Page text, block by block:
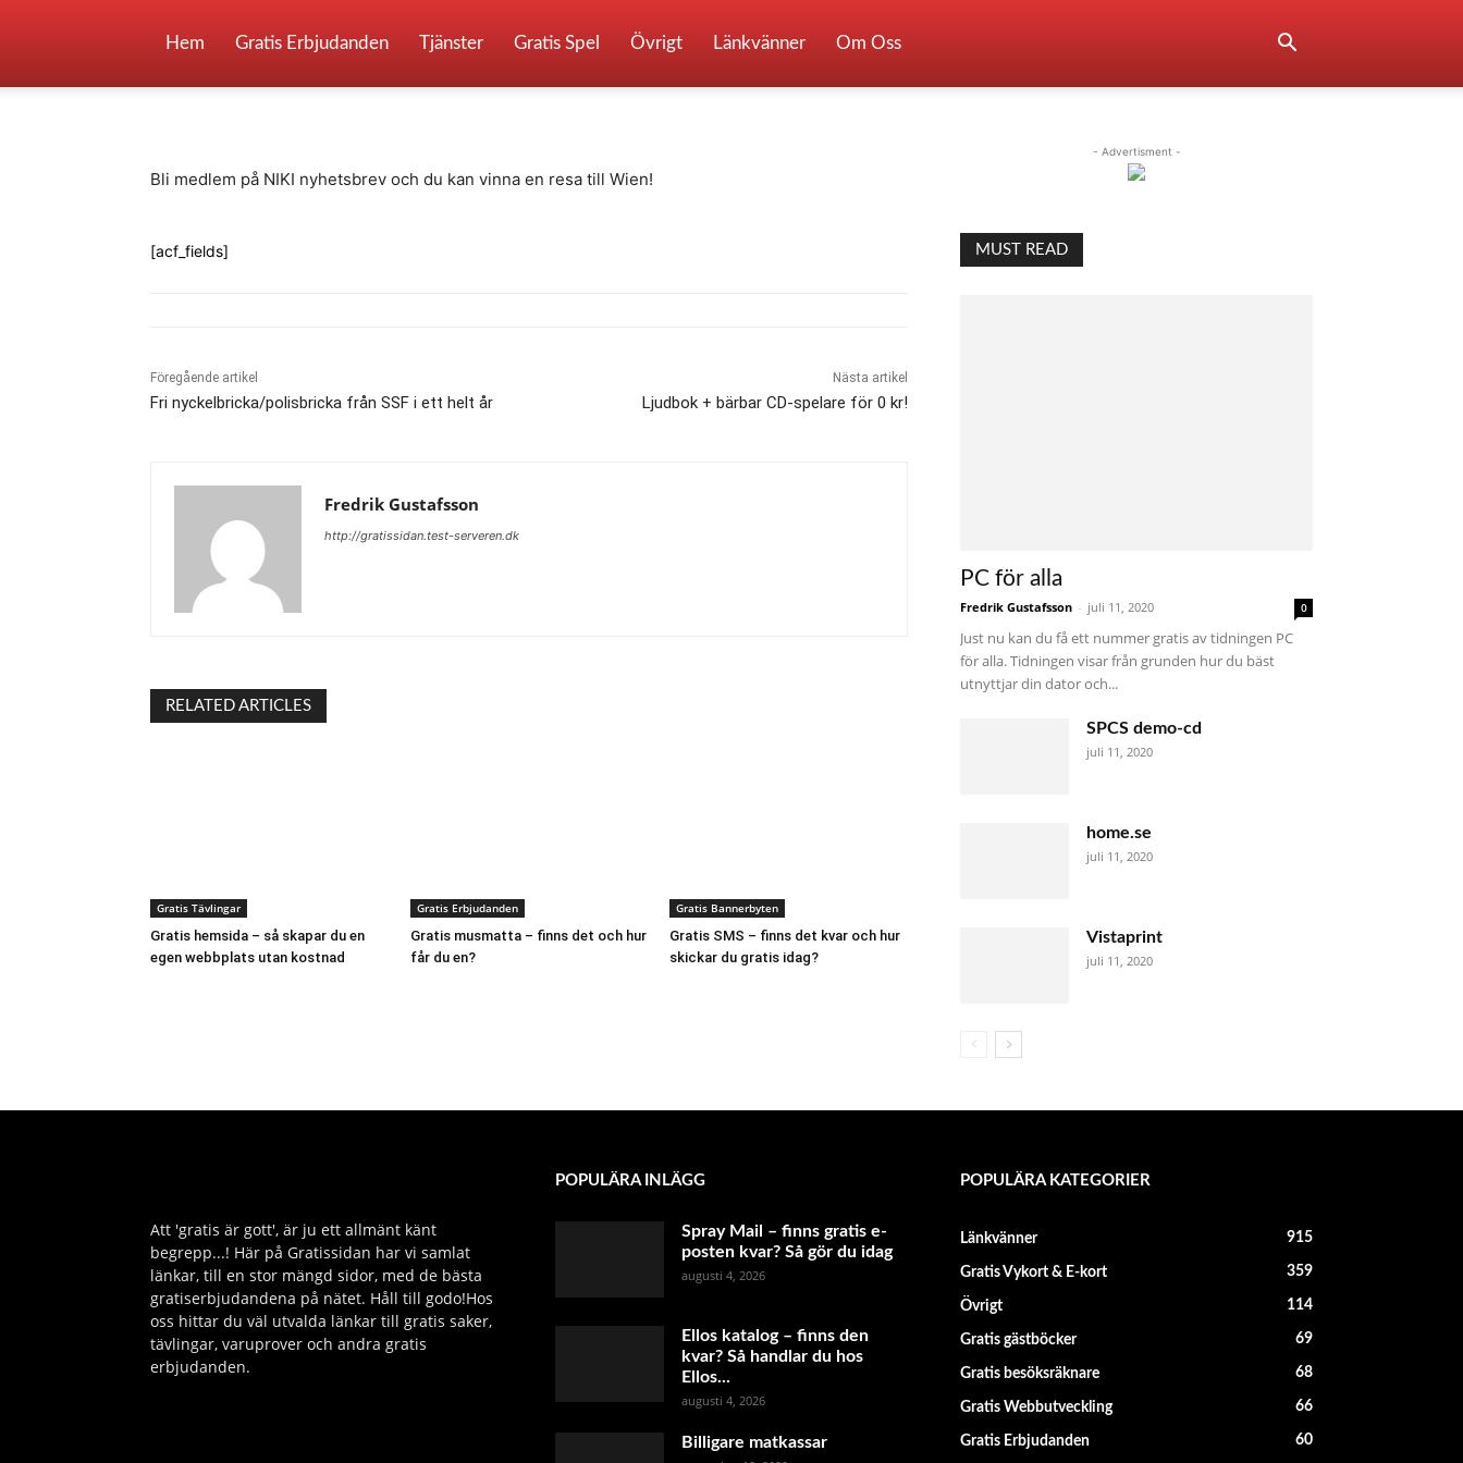
Hem Gratis Erbjudanden Tjänster Gratis Spel Övrigt Länkvänner Om Oss
Bli medlem på NIKI nyhetsbrev och du kan vinna en resa till Wien!
[acf_fields]
Föregående artikel
Fri nyckelbricka/polisbricka från SSF i ett helt år
Nästa artikel
Ljudbok + bärbar CD-spelare för 0 kr!
Fredrik Gustafsson
http://gratissidan.test-serveren.dk
RELATED ARTICLES
Gratis Tävlingar
Gratis hemsida – så skapar du en
egen webbplats utan kostnad
Gratis Erbjudanden
Gratis musmatta – finns det och hur
får du en?
Gratis Bannerbyten
Gratis SMS – finns det kvar och hur
skickar du gratis idag?
- Advertisment -
MUST READ
PC för alla
Fredrik Gustafsson - juli 11, 2020 0
Just nu kan du få ett nummer gratis av tidningen PC
för alla. Tidningen visar från grunden hur du bäst
utnyttjar din dator och...
SPCS demo-cd
juli 11, 2020
home.se
juli 11, 2020
Vistaprint
juli 11, 2020
Att 'gratis är gott', är ju ett allmänt känt
begrepp...! Här på Gratissidan har vi samlat
länkar, till en stor mängd sidor, med de bästa
gratiserbjudandena på nätet. Håll till godo!Hos
oss hittar du väl utvalda länkar till gratis saker,
tävlingar, varuprover och andra gratis
erbjudanden.
POPULÄRA INLÄGG
Spray Mail – finns gratis e-
posten kvar? Så gör du idag
augusti 4, 2026
Ellos katalog – finns den
kvar? Så handlar du hos
Ellos...
augusti 4, 2026
Billigare matkassar
POPULÄRA KATEGORIER
Länkvänner 915
Gratis Vykort & E-kort 359
Övrigt 114
Gratis gästböcker 69
Gratis besöksräknare 68
Gratis Webbutveckling 66
Gratis Erbjudanden 60